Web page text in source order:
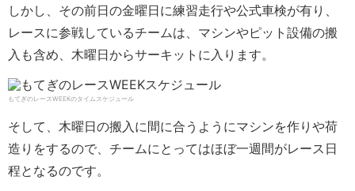
しかし、その前日の金曜日に練習走行や公式車検が有り、
レースに参戦しているチームは、マシンやピット設備の搬
入も含め、木曜日からサーキットに入ります。
もてぎのレースWEEKのタイムスケジュール
そして、木曜日の搬入に間に合うようにマシンを作りや荷
造りをするので、チームにとってはほぼ一週間がレース日
程となるのです。